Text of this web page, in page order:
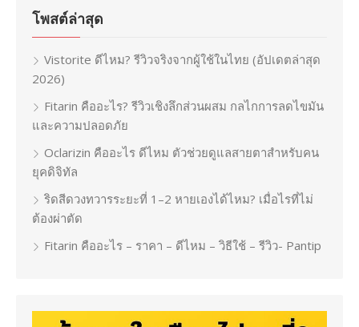
โพสต์ล่าสุด
Vistorite ดีไหม? รีวิวจริงจากผู้ใช้ในไทย (อัปเดตล่าสุด
2026)
Fitarin คืออะไร? รีวิวเชิงลึกส่วนผสม กลไกการลดไขมัน
และความปลอดภัย
Oclarizin คืออะไร ดีไหม ตัวช่วยดูแลสายตาสำหรับคน
ยุคดิจิทัล
ริดสีดวงทวารระยะที่ 1–2 หายเองได้ไหม? เมื่อไรที่ไม่
ต้องผ่าตัด
Fitarin คืออะไร – ราคา – ดีไหม – วิธีใช้ – รีวิว- Pantip